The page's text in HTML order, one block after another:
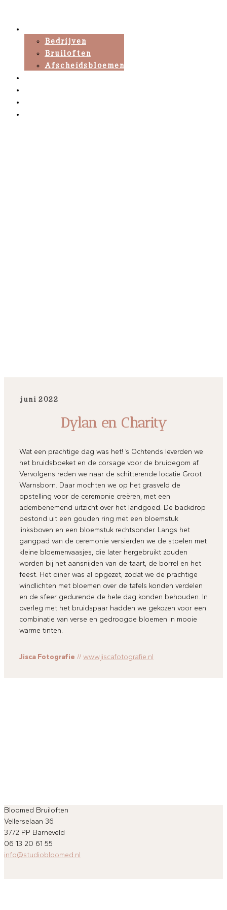
Bedrijven
Bruiloften
Afscheidsbloemen
juni 2022
Dylan en Charity
Wat een prachtige dag was het! ’s Ochtends leverden we
het bruidsboeket en de corsage voor de bruidegom af.
Vervolgens reden we naar de schitterende locatie Groot
Warnsborn. Daar mochten we op het grasveld de
opstelling voor de ceremonie creëren, met een
adembenemend uitzicht over het landgoed. De backdrop
bestond uit een gouden ring met een bloemstuk
linksboven en een bloemstuk rechtsonder. Langs het
gangpad van de ceremonie versierden we de stoelen met
kleine bloemenvaasjes, die later hergebruikt zouden
worden bij het aansnijden van de taart, de borrel en het
feest. Het diner was al opgezet, zodat we de prachtige
windlichten met bloemen over de tafels konden verdelen
en de sfeer gedurende de hele dag konden behouden. In
overleg met het bruidspaar hadden we gekozen voor een
combinatie van verse en gedroogde bloemen in mooie
warme tinten.
Jisca Fotografie // www.jiscafotografie.nl
Bloomed Bruiloften
Vellerselaan 36
3772 PP Barneveld
06 13 20 61 55
info@studiobloomed.nl